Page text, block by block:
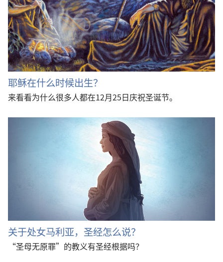
耶稣在什么时候出生？
来看看为什么很多人都在12月25日庆祝圣诞节。
关于处女马利亚，圣经怎么说？
“圣母无原罪”的教义有圣经根据吗？